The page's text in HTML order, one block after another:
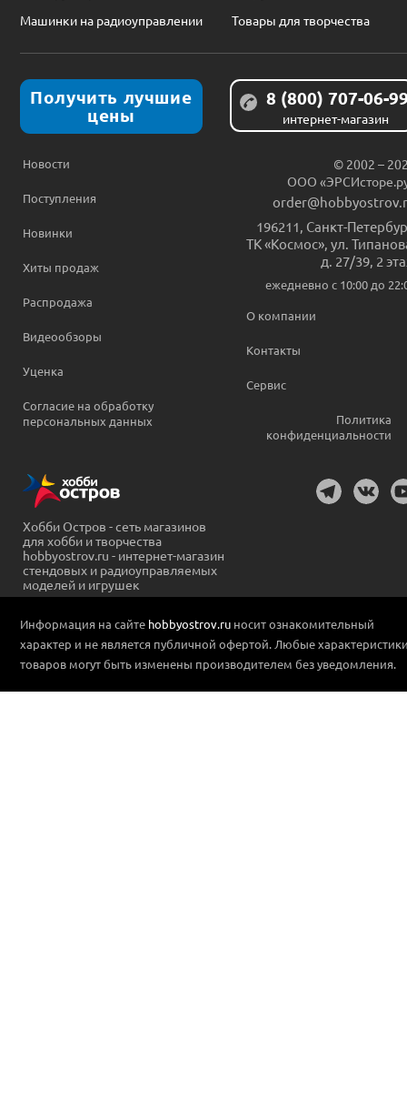
Машинки на радиоуправлении
Товары для творчества
Получить лучшие
цены
8 (800) 707-06-
интернет-магазин
Новости
Поступления
Новинки
Хиты продаж
Распродажа
Видеообзоры
Уценка
Согласие на обработку
персональных данных
© 2002 –
ООО
196211 Санкт-
ТК «Космос», ул.
д. 27/39, 2
ежедневно c 10:00 до
О компании
Контакты
Сервис
Политика
конфиденциальности
Хобби Остров - сеть магазинов
для хобби и творчества
hobbyostrov.ru - интернет-магазин
стендовых и радиоуправляемых
моделей и игрушек
Информация на сайте hobbyostrov.ru носит ознакомительный
характер и не является публичной офертой. Любые
товаров могут быть изменены производителем без уведомления.